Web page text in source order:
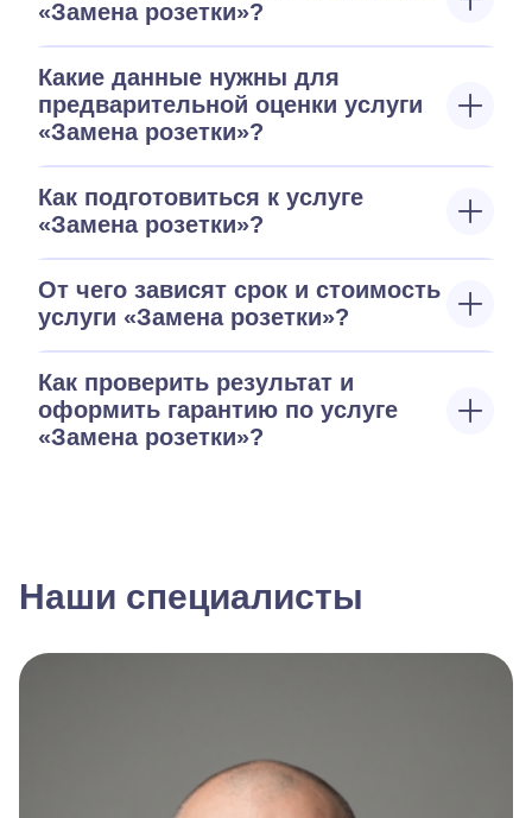
«Замена розетки»?
Какие данные нужны для
предварительной оценки услуги
«Замена розетки»?
Как подготовиться к услуге
«Замена розетки»?
От чего зависят срок и стоимость
услуги «Замена розетки»?
Как проверить результат и
оформить гарантию по услуге
«Замена розетки»?
Наши специалисты